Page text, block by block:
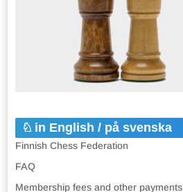
in English / på svenska
Finnish Chess Federation
FAQ
Membership fees and other payments